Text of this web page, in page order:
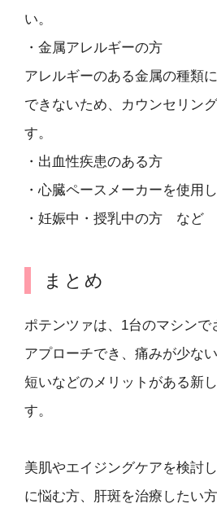
い。
・金属アレルギーの方
アレルギーのある金属の種類
できないため、カウンセリン
す。
・出血性疾患のある方
・心臓ペースメーカーを使用
・妊娠中・授乳中の方 など
まとめ
ポテンツァは、1台のマシンで
アプローチでき、痛みが少な
短いなどのメリットがある新
す。
美肌やエイジングケアを検討
に悩む方、肝斑を治療したい